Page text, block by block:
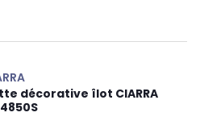
décorative îlot CIARRA